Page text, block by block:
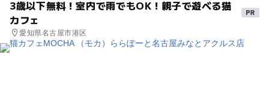
3歳以下無料！室内で雨でもOK！親子で遊べる猫
カフェ
愛知県名古屋市港区